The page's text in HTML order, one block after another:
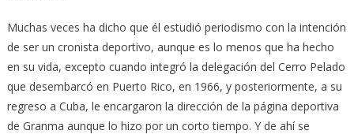
Muchas veces ha dicho que él estudió periodismo con la intención
de ser un cronista deportivo, aunque es lo menos que ha hecho
en su vida, excepto cuando integró la delegación del Cerro Pelado
que desembarcó en Puerto Rico, en 1966, y posteriormente, a su
regreso a Cuba, le encargaron la dirección de la página deportiva
de Granma aunque lo hizo por un corto tiempo. Y de ahí se